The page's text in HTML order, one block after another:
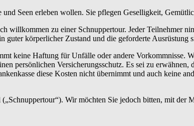
Seen erleben wollen. Sie pflegen Geselligkeit,
willkommen zu einer Schnuppertour. Jeder Teilnehmer
körperlicher Zustand und die geforderte Ausrüstung
keine Haftung für Unfälle oder andere Vorkommnisse.
persönlichen Versicherungsschutz. Es sei zu
diese Kosten nicht übernimmt und auch keine
Wir möchten Sie jedoch bitten, mit der